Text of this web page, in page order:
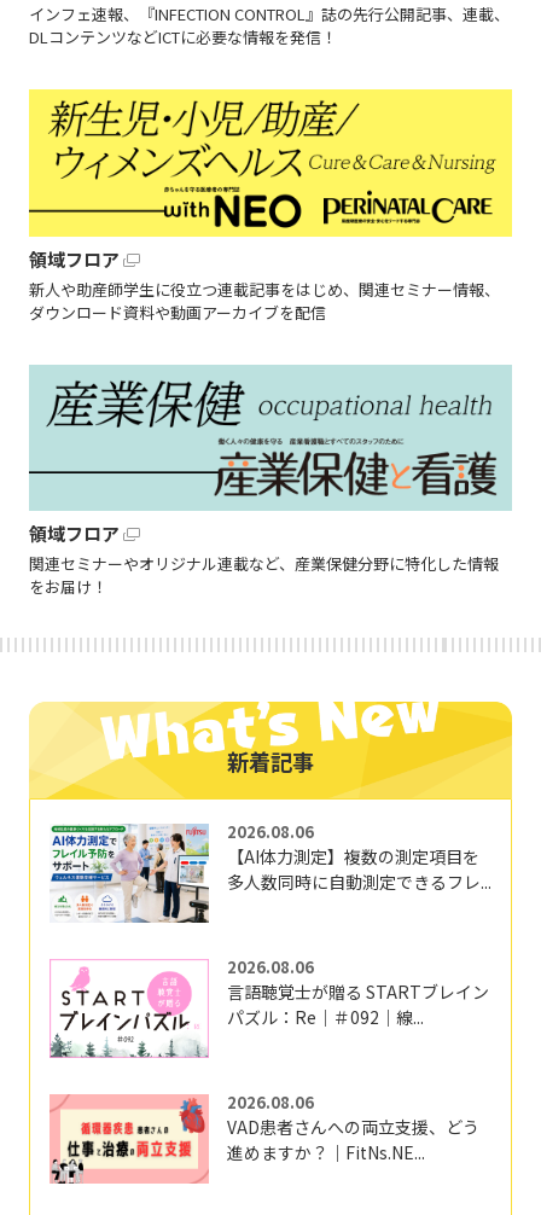
インフェ速報、『INFECTION CONTROL』誌の先行公開記事、連載、
DLコンテンツなどICTに必要な情報を発信！
領域フロア
新人や助産師学生に役立つ連載記事をはじめ、関連セミナー情報、
ダウンロード資料や動画アーカイブを配信
領域フロア
関連セミナーやオリジナル連載など、産業保健分野に特化した情報
をお届け！
新着記事
2026.08.06
【AI体力測定】複数の測定項目を
多人数同時に自動測定できるフレ...
2026.08.06
言語聴覚士が贈る STARTブレイン
パズル：Re｜＃092｜線...
2026.08.06
VAD患者さんへの両立支援、どう
進めますか？｜FitNs.NE...